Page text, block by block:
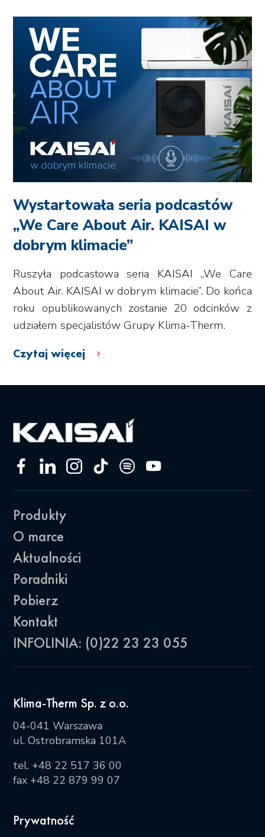
Wystartowała seria podcastów
„We Care About Air. KAISAI w
dobrym klimacie”
Ruszyła podcastowa seria KAISAI „We Care
About Air. KAISAI w dobrym klimacie”. Do końca
roku opublikowanych zostanie 20 odcinków z
udziałem specjalistów Grupy Klima-Therm.
Czytaj więcej
Produkty
O marce
Aktualności
Poradniki
Pobierz
Kontakt
INFOLINIA: (0)22 23 23 055
Klima-Therm Sp. z o.o.
04-041 Warszawa
ul. Ostrobramska 101A
tel. +48 22 517 36 00
fax +48 22 879 99 07
Prywatność